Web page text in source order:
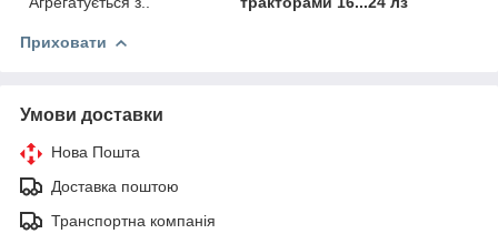
Приховати
Умови доставки
Нова Пошта
Доставка поштою
Транспортна компанія